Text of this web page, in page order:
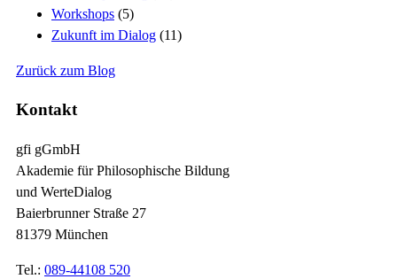
Workshops (5)
Zukunft im Dialog (11)
Zurück zum Blog
Kontakt
gfi gGmbH
Akademie für Philosophische Bildung
und WerteDialog
Baierbrunner Straße 27
81379 München
Tel.: 089-44108 520